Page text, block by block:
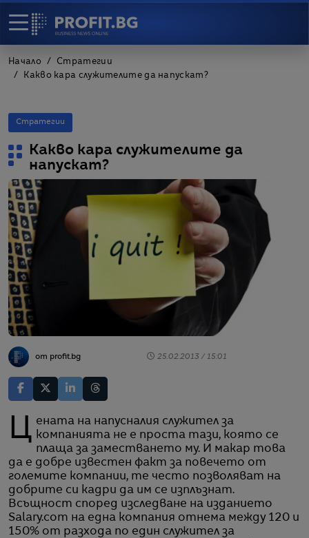
Начало
Стратегии
Какво кара служителите да напускат?
Стратегии
Какво кара служителите да
напускат?
от profit.bg 25.02.2013 / 15:01
Цената на напусналия служител за компанията не е проста тази, която се
плаща за заместването му. И макар това
да е добре известен факт за повечето от
големите компании, те често позволяват на
добрите си кадри да им се изплъзнат.
Всъщност според изследване на изданието
Salary.com на една компания отнема между 120 и
150% от разхода по един служител за